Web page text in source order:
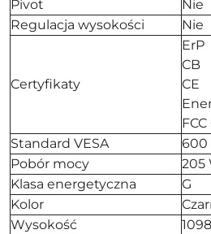
Pivot
Nie
Regulacja wysokości
Nie
Certyfikaty
ErP
CB
CE
Standard VESA
600
Pobór mocy
205
Klasa energetyczna
G
Kolor
Wysokość